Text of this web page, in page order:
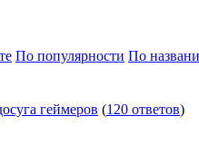
По популярности По
геймеров (120 ответов)